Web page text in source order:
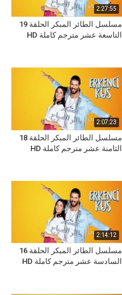
2:27:55
مسلسل الطائر المبكر الحلقة 19
التاسعة عشر مترجم كاملة HD
2:07:23
مسلسل الطائر المبكر الحلقة 18
الثامنة عشر مترجم كاملة HD
2:14:12
مسلسل الطائر المبكر الحلقة 16
السادسة عشر مترجم كاملة HD